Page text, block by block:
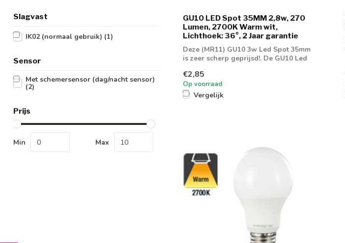
Slagvast
IK02 (normaal gebruik) (1)
Sensor
Met schemersensor (dag/nacht sensor)
(2)
Prijs
Min Max
GU10 LED Spot 35MM 2,8w, 270
Lumen, 2700K Warm wit,
Lichthoek: 36°, 2 Jaar garantie
Deze (MR11) GU10 3w Led Spot 35mm
is zeer scherp geprijsd!. De GU10 Led
€2,85
Op voorraad
Vergelijk